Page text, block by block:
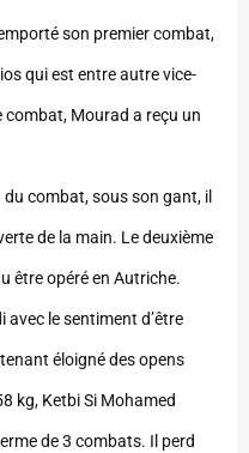
son premier combat,
qui est entre autre vice-
combat, Mourad a reçu un
combat, sous son gant, il
de la main. Le deuxième
être opéré en Autriche.
avec le sentiment d’être
éloigné des opens
kg, Ketbi Si Mohamed
de 3 combats. Il perd